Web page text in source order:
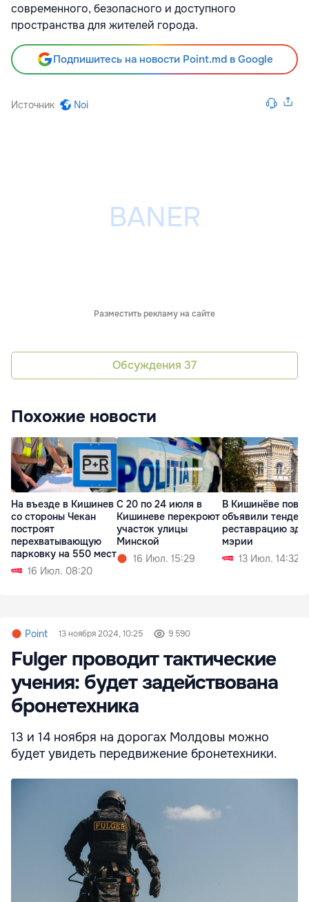
современного, безопасного и доступного
пространства для жителей города.
Подпишитесь на новости Point.md в Google
Источник Noi
Разместить рекламу на сайте
Обсуждения 37
Похожие новости
На въезде в Кишинев
со стороны Чекан
построят
перехватывающую
парковку на 550 мест
16 Июл. 08:20
С 20 по 24 июля в
Кишиневе перекроют
участок улицы
Минской
16 Июл. 15:29
В Кишинёве
объявили тендер
реставрацию
мэрии
13 Июл. 14:32
Point 13 ноября 2024, 10:25 9 590
Fulger проводит тактические
учения: будет задействована
бронетехника
13 и 14 ноября на дорогах Молдовы можно
будет увидеть передвижение бронетехники.